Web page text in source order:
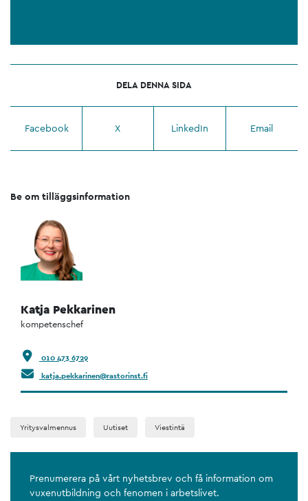
DELA DENNA SIDA
Facebook X LinkedIn Email
Be om tilläggsinformation
Katja Pekkarinen
kompetenschef
010 473 6729
katja.pekkarinen@rastorinst.fi
Yritysvalmennus Uutiset Viestintä
Prenumerera på vårt nyhetsbrev och få information om
vuxenutbildning och fenomen i arbetslivet.